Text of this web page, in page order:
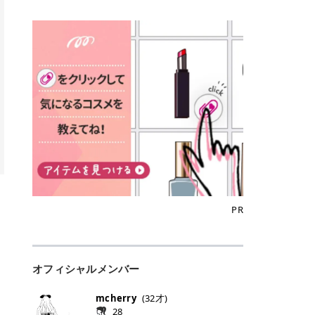
アとしても活用できます。 トナーパ
ッドの選び方 トナーパッドは、配合
成分やパッドの素材によって特徴が
異なります。 自分の肌悩みや理想の
仕上がりに合わせて選ぶことで、毎
日のスキンケアに取り入れやすくな
ります。 肌悩みに合わせて選ぶ パ
ッドの素材で選ぶ トナーパッドの使
い方 洗顔後すぐの清潔な肌に使用し
ます。 STEP1 エンボス面（凹凸
面）で顔全体をやさしく拭き取りま
す。 特に小鼻・あご・額など皮脂や
古い角質が気になる部分は丁寧にな
じませましょう。 STEP2 パッドを
裏返し、フラット面で顔全体をやさ
しく押さえながら化粧水をなじませ
キンケアを行います。 乾燥が気にな
パックとして使用するのもおすすめ
こからは、保湿ケアや肌荒れケア、
毛穴ケアなど目的別におすすめのト
するまでの期間や必要な施術回数が
大きな違いとして挙げられます！ 医
療脱毛は、医療機関（クリニックや
皮膚科など）だけで扱える高出力の
レーザーを使って、発毛組織にアプ
ローチする施術といわれています。
そのため、少ない回数で永久脱毛
（※）を目指すことができます。
（※永久脱毛とは一生毛が1本も生
えてこないという意味ではなく、ア
メリカの基準に基づき「長期間にわ
たって毛量が明らかに減少している
状態が維持されること」を指しま
のがメリットですが、毛根を破壊す
ます。 なお、医療脱毛は保険がきか
ない自由診療なので、クリニックに
います。だからこそ、しっかり比較
すい ラシャ メディオスターNeXT P
RO ジェントルYAGプロ 公式サイト
> ※医療脱毛は自由診療です。治療
には赤み、痒み、火傷、毛嚢炎、一
時的な硬毛化などのリスクが伴いま
す。 目次▼ 1. エミナルクリニック
の魅力とは？選ばれる3つの特徴 ・
最短6か月からの脱毛プランが選べ
る！ ・全国60院以上＆21時まで営
業！ ・痛みに配慮した医療脱毛器の
導入と肌トラブル対応 2. エミナル
クリニックの口コミ・評判 3. エミ
ナルクリニックの全身脱毛料金プラ
・追加費用がかからないシステム ・
リニックのお得な割引・キャンペー
で割引 ・ペア限定プラン｜家族や友
人と一緒にスタートできる ・他社か
ような血色感を演出するヌーディー
ピンク。 黄みと青みのバランスが良
く、自然になじむコーラル系カラー
です。 自然な血色感をプラスしてく
れるので、ナチュラルメイクとの相
性抜群。 可愛らしく、多幸感のある
印象に仕上がります。 ワインベリー
｜気品をまとうローズレッド 深みの
ある青みレッド。 大人っぽく華やか
な印象を与えるベリーカラーです。
ひと塗りで顔全体が華やかになり、
リップを主役にしたメイクが完成。
クールで上品な雰囲気を演出できま
ニュートラルな発色で、肌色を選び
落ち着いた印象に仕上がり、オン・
いめメイクにもカジュアルメイクに
もマッチします。 ラズベリーケーキ
ーグロスが広がり、ふっくらボリュ
フティングしたような、新しいリッ
プティンググロス💄 実際に使用した
方のクチコミ > 5 > プルプル > 唇に
塗るPDRNグロス > > AMUSE ジェ
ルフィットグロス > > ぷっくりツヤ
ツヤだけどベタっとした感じはなく
て使いやすいですね。プランピング
効果で少しスーッとします。ここは
好き嫌いがあるかもしれませんが慣
チップは片面がツルツル、片面がモ
ケモケになってます。 > > 桜グロス
【日本限定色】：上品なピンクベー
も上品で使いやすい色ですね。すも
いるので華やかそうに見えるけど、
> > スキンケア成分が配合されてい
て保湿もしっかりしてくれます。最
も、＠cosmeも、いつものコスメ購
入を“ちょっとお得”に変えられるの
が、トラミーリワードです✨ 今回
は、トラミーリワードの特徴や活用
方法、美容好きさんにおすすめな理
由を詳しくご紹介します！ トラミー
リワードとは？ 「トラミーリワー
ド」は、東証グロース上場企業であ
る株式会社アイズが運営する、安
心・安全なポイントサイト機能で
す。 トラミーリワードは、トラミー
会員向けのポイントサービスです。
対象ショップやサービスを利用する
ことでポイントを獲得でき、貯まっ
たポイントはAmazonギフト券やド
ットマネーなどに交換できます。 普
イ活初心者でも始めやすいのが魅力
段よく使っているコスメ通販サイト
けでポイントが貯まるのが大きな魅
力です✨ 例えば、、、 ・メガ割の
PR
オフィシャルメンバー
mcherry (32才)
28